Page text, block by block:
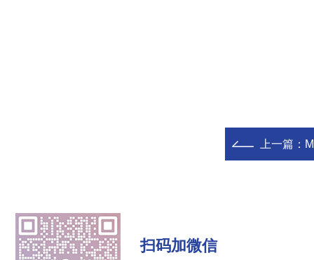
上一篇：
扫码加微信